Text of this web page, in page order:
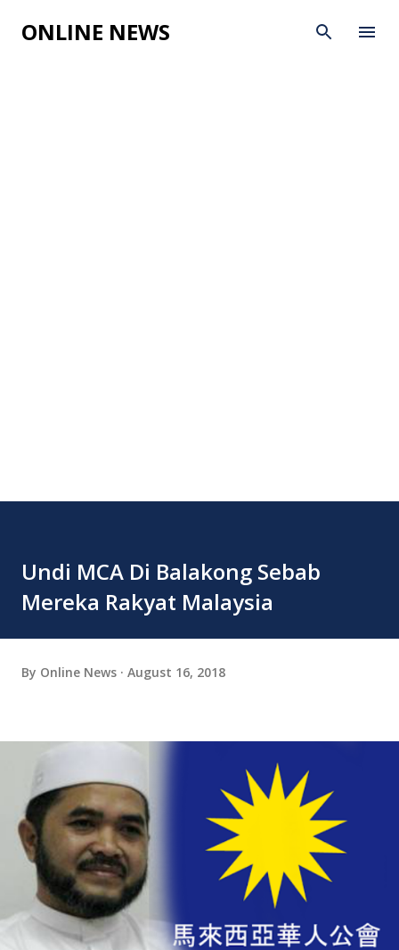
Skip to main content
ONLINE NEWS
Undi MCA Di Balakong Sebab
Mereka Rakyat Malaysia
By Online News August 16, 2018